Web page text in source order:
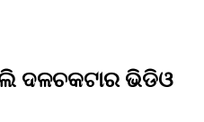
ଦଳଚକଟାର ଭିଡିଓ